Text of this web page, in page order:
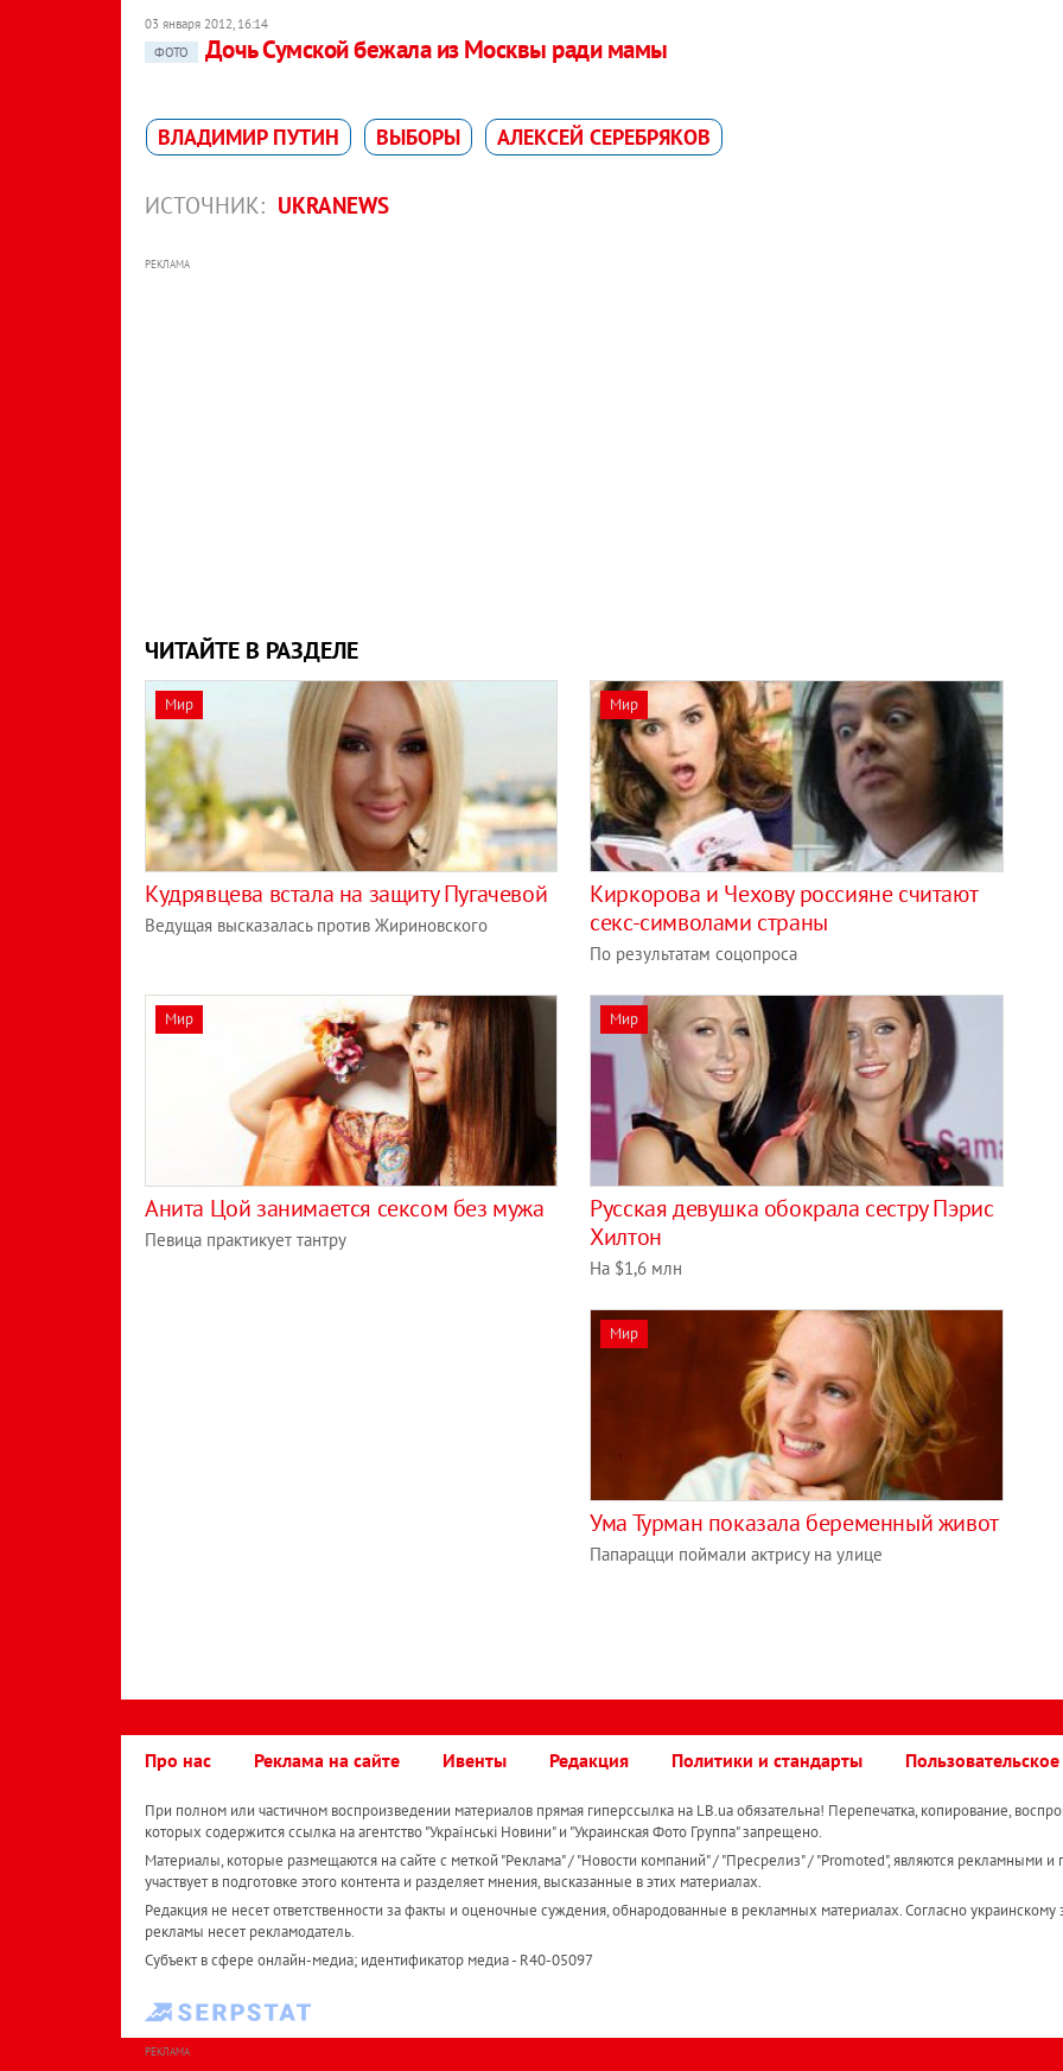
03 января 2012, 16:14
ФОТО
Дочь Сумской бежала из Москвы ради мамы
ВЛАДИМИР ПУТИН ВЫБОРЫ АЛЕКСЕЙ СЕРЕБРЯКОВ
ИСТОЧНИК: UKRANEWS
РЕКЛАМА
ЧИТАЙТЕ В РАЗДЕЛЕ
Мир
Кудрявцева встала на защиту Пугачевой
Ведущая высказалась против Жириновского
Мир
Киркорова и Чехову россияне считают
секс-символами страны
По результатам соцопроса
Мир
Анита Цой занимается сексом без мужа
Певица практикует тантру
Мир
Русская девушка обокрала сестру Пэрис
Хилтон
На $1,6 млн
Мир
Ума Турман показала беременный живот
Папарацци поймали актрису на улице
Про нас Реклама на сайте Ивенты Редакция Политики и стандарты
При полном или частичном воспроизведении материалов прямая гиперссылка на LB.ua обязательна! Перепечатка, копирование,
которых содержится ссылка на агентство "Українськi Новини" и "Украинская Фото Группа" запрещено.
Материалы, которые размещаются на сайте с меткой "Реклама" / "Новости компаний" / "Пресрелиз" / "Promoted", являются рекламными и
участвует в подготовке этого контента и разделяет мнения, высказанные в этих материалах.
Редакция не несет ответственности за факты и оценочные суждения, обнародованные в рекламных материалах. Согласно украинскому
рекламы несет рекламодатель.
Субъект в сфере онлайн-медиа; идентификатор медиа - R40-05097
РЕКЛАМА